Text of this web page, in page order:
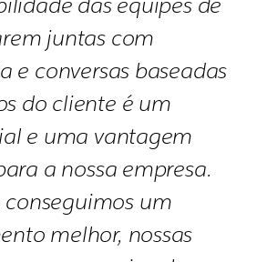
juntas com
e conversas baseadas
do cliente é um
e uma vantagem
a nossa empresa.
um
melhor, nossas